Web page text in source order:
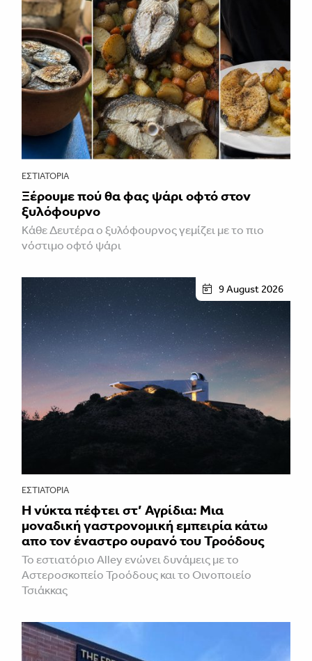
ΕΣΤΙΑΤΌΡΙΑ
Ξέρουμε πού θα φας ψάρι οφτό στον
ξυλόφουρνο
Κάθε Δευτέρα ο ξυλόφουρνος γεμίζει με το πιο
νόστιμο οφτό ψάρι
9 August 2026
ΕΣΤΙΑΤΌΡΙΑ
Η νύκτα πέφτει στ’ Αγρίδια: Μια
μοναδική γαστρονομική εμπειρία κάτω
απο τον έναστρο ουρανό του Τροόδους
Το εστιατόριο Alley ενώνει δυνάμεις με το
Αστεροσκοπείο Τροόδους και το Οινοποιείο
Τσιάκκας